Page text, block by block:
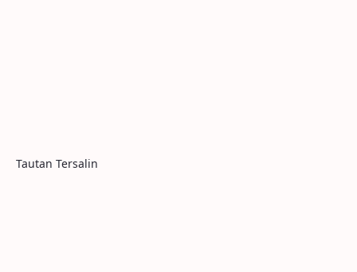
Tautan Tersalin